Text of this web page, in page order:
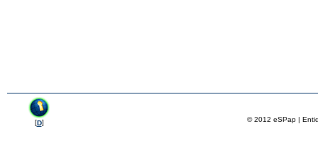
[D] © 2012 eSPap |